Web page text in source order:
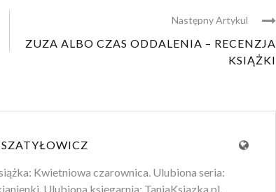
Następny Artykul
ZUZA ALBO CZAS ODDALENIA – RECENZJA
KSIĄŻKI
Kwietniowa czarownica. Ulubiona seria:
Ulubiona księgarnia: TaniaKsiazka.pl.